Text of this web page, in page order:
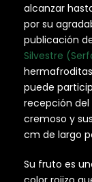
alcanzar
por su
publicación
Silvestre
puede
recepción del
cremoso y
cm de largo
Su fruto es